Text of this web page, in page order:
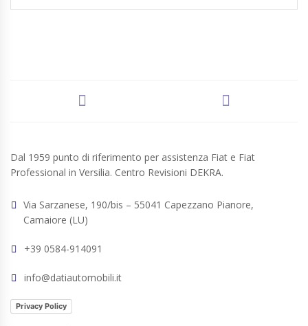
Dal 1959 punto di riferimento per assistenza Fiat e Fiat
Professional in Versilia. Centro Revisioni DEKRA.
Via Sarzanese, 190/bis – 55041 Capezzano Pianore,
Camaiore (LU)
+39 0584-914091
info@datiautomobili.it
Privacy Policy